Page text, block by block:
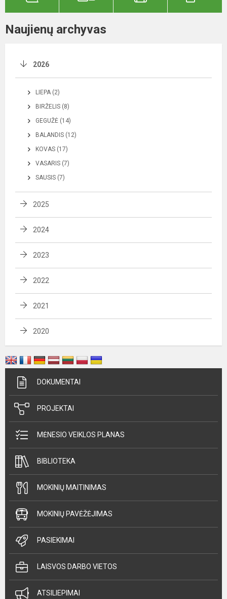
Naujienų archyvas
2026
LIEPA (2)
BIRŽELIS (8)
GEGUŽĖ (14)
BALANDIS (12)
KOVAS (17)
VASARIS (7)
SAUSIS (7)
2025
2024
2023
2022
2021
2020
DOKUMENTAI
PROJEKTAI
MĖNESIO VEIKLOS PLANAS
BIBLIOTEKA
MOKINIŲ MAITINIMAS
MOKINIŲ PAVĖŽĖJIMAS
PASIEKIMAI
LAISVOS DARBO VIETOS
ATSILIEPIMAI